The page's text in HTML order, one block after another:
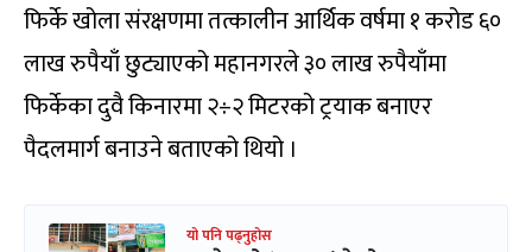
फिर्के खोला संरक्षणमा तत्कालीन आर्थिक वर्षमा १ करोड ६०
लाख रुपैयाँ छुट्याएको महानगरले ३० लाख रुपैयाँमा
फिर्केका दुवै किनारमा २÷२ मिटरको ट्रयाक बनाएर
पैदलमार्ग बनाउने बताएको थियो ।
यो पनि पढ्नुहोस